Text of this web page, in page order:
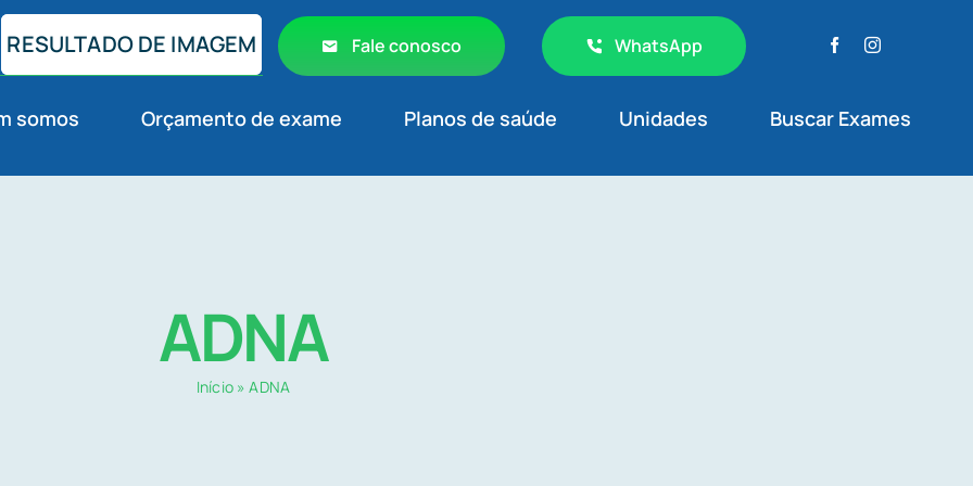
RESULTADO DE IMAGEM Fale conosco WhatsApp
somos Orçamento de exame Planos de saúde Unidades Buscar Exames
ADNA
Início»ADNA